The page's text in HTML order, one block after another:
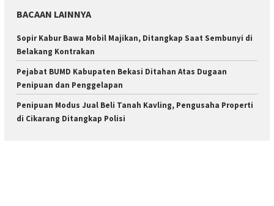
BACAAN LAINNYA
Sopir Kabur Bawa Mobil Majikan, Ditangkap Saat Sembunyi di
Belakang Kontrakan
Pejabat BUMD Kabupaten Bekasi Ditahan Atas Dugaan
Penipuan dan Penggelapan
Penipuan Modus Jual Beli Tanah Kavling, Pengusaha Properti
di Cikarang Ditangkap Polisi